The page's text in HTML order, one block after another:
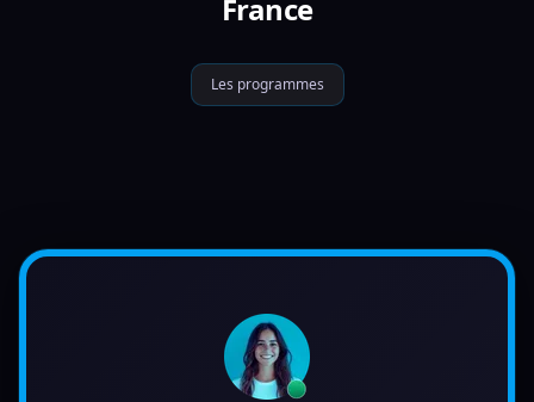
France
Les programmes